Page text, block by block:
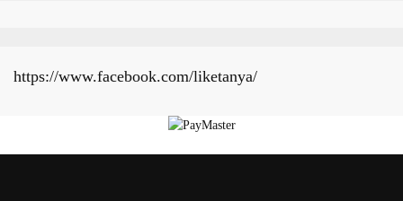
https://www.facebook.com/liketanya/